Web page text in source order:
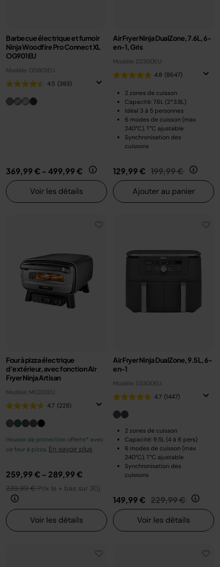
Barbecue électrique et fumoir
Ninja Woodfire Pro Connect XL
OG901EU
Modèle: OG901EU
4.5 (383)
369,99 €- 499,99 €
Voir les détails
Air Fryer Ninja DualZone, 7.6L, 6-
en-1, Gris
Modèle: DZ300EU
4.8 (8647)
2 zones de cuisson
Capacité: 7.6L (2*3.8L)
Idéal 3 à 5 personnes
6 modes de cuisson (max
240°C), T°C ajustable
Synchronisation des
cuissons
129,99 € Prix réduit de
199,99 € au
Ajouter au panier
Four à pizza électrique
d’extérieur, avec fonction Air
Fryer Ninja Artisan
Modèle: MO201EU
4.7 (228)
Housse de protection offerte* avec
ce four à pizza. En savoir plus
259,99 €- 289,99 €
239,99 €Prix le + bas sur 30j
Voir les détails
Air Fryer Ninja DualZone, 9.5L, 6-
en-1
Modèle: DZ400EU
4.7 (1447)
2 zones de cuisson
Capacité: 9.5L (4 à 6 pers)
6 modes de cuisson (max
240°C), T°C ajustable
Synchronisation des
cuissons
149,99 € Prix réduit de
229,99 € au
Voir les détails